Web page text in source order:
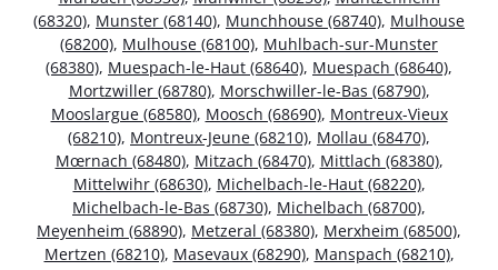
(68320), Munster (68140), Munchhouse (68740), Mulhouse
(68200), Mulhouse (68100), Muhlbach-sur-Munster
(68380), Muespach-le-Haut (68640), Muespach (68640),
Mortzwiller (68780), Morschwiller-le-Bas (68790),
Mooslargue (68580), Moosch (68690), Montreux-Vieux
(68210), Montreux-Jeune (68210), Mollau (68470),
Mœrnach (68480), Mitzach (68470), Mittlach (68380),
Mittelwihr (68630), Michelbach-le-Haut (68220),
Michelbach-le-Bas (68730), Michelbach (68700),
Meyenheim (68890), Metzeral (68380), Merxheim (68500),
Mertzen (68210), Masevaux (68290), Manspach (68210),